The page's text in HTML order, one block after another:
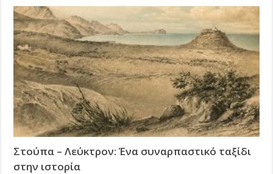
Στούπα – Λεύκτρον: Ένα συναρπαστικό ταξίδι
στην ιστορία